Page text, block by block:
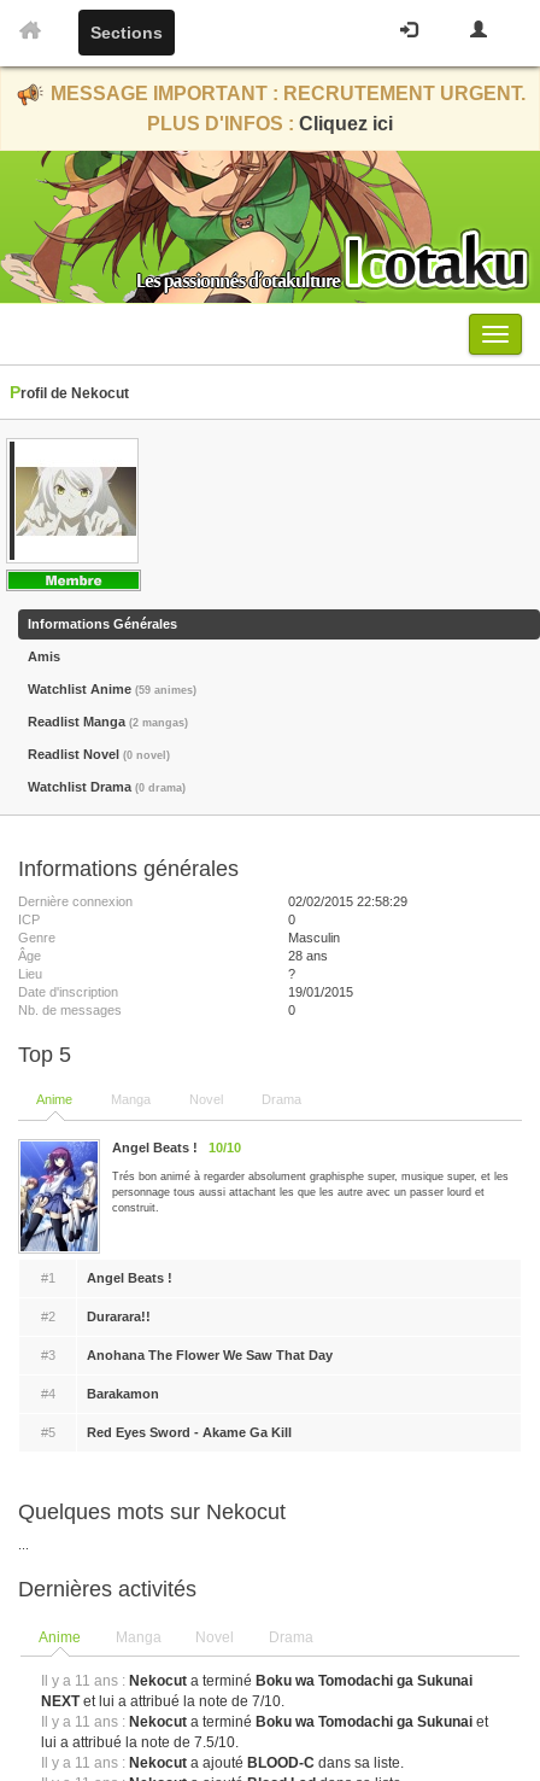
Sections
MESSAGE IMPORTANT : RECRUTEMENT URGENT.
PLUS D'INFOS : Cliquez ici
Menu
Profil de Nekocut
Informations Générales
Amis
Watchlist Anime (59 animes)
Readlist Manga (2 mangas)
Readlist Novel (0 novel)
Watchlist Drama (0 drama)
Informations générales
Dernière connexion
02/02/2015 22:58:29
ICP
0
Genre
Masculin
Âge
28 ans
Lieu
?
Date d'inscription
19/01/2015
Nb. de messages
0
Top 5
Anime Manga Novel Drama
Angel Beats ! 10/10
Trés bon animé à regarder absolument graphisphe super, musique super, et les
personnage tous aussi attachant les que les autre avec un passer lourd et
construit.
#1 Angel Beats !
#2 Durarara!!
#3 Anohana The Flower We Saw That Day
#4 Barakamon
#5 Red Eyes Sword - Akame Ga Kill
Quelques mots sur Nekocut
Dernières activités
Anime Manga Novel Drama
Il y a 11 ans : Nekocut a terminé Boku wa Tomodachi ga Sukunai
NEXTet lui a attribué la note de 7/10.
Il y a 11 ans : Nekocut a terminé Boku wa Tomodachi ga Sukunai et
lui a attribué la note de 7.5/10.
Il y a 11 ans : Nekocut a ajouté BLOOD-C dans sa liste.